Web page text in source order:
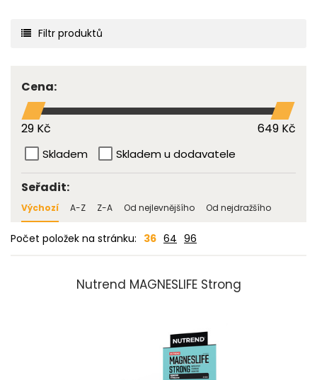
Filtr produktů
Cena:
29 Kč 649 Kč
Skladem Skladem u dodavatele
Seřadit:
Výchozí A-Z Z-A Od nejlevnějšího Od nejdražšího
Počet položek na stránku: 36 64 96
Nutrend MAGNESLIFE Strong